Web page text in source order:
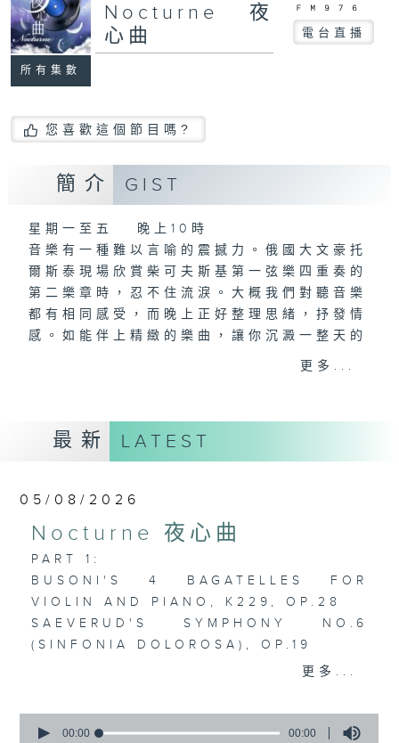
所有集數
Nocturne 夜
心曲
電台直播
您喜歡這個節目嗎?
簡介 GIST
星期一至五 晚上10時
音樂有一種難以言喻的震撼力。俄國大文豪托
爾斯泰現場欣賞柴可夫斯基第一弦樂四重奏的
第二樂章時，忍不住流淚。大概我們對聽音樂
都有相同感受，而晚上正好整理思緒，抒發情
感。如能伴上精緻的樂曲，讓你沉澱一整天的
心曲」，在曼妙的美樂之中重新得力。
更多...
最新 LATEST
05/08/2026
Nocturne 夜心曲
PART 1:
BUSONI'S 4 BAGATELLES FOR
VIOLIN AND PIANO, K229, OP.28
SAEVERUD'S SYMPHONY NO.6
(SINFONIA DOLOROSA), OP.19
SINDING'S CONCERTO FOR PIANO
SEHNSUCHT; OP.6 NO.6:
更多...
seconds
00:00 00:00